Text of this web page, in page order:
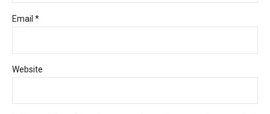
Email *
Website